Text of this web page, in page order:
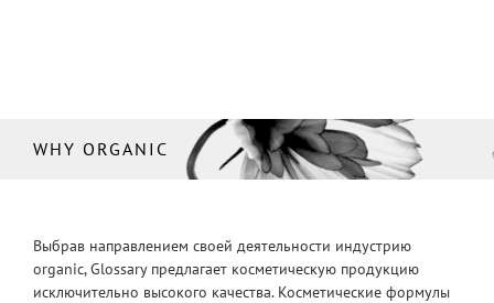
WHY ORGANIC
Выбрав направлением своей деятельности индустрию
organic, Glossary предлагает косметическую продукцию
исключительно высокого качества. Косметические формулы